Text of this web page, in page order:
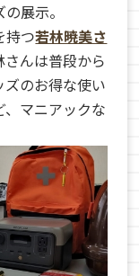
展示。
持つ若林暁美さ
んは普段から
のお得な使い
マニアックな